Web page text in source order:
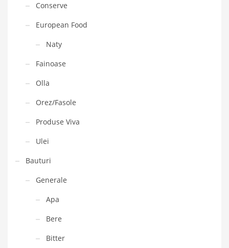
Conserve
European Food
Naty
Fainoase
Olla
Orez/Fasole
Produse Viva
Ulei
Bauturi
Generale
Apa
Bere
Bitter